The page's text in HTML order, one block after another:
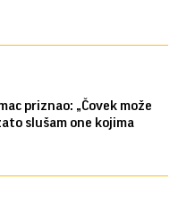
priznao: „Čovek može
slušam one kojima